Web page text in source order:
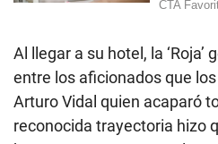
Al llegar a su hotel, la
entre los aficionados que
Arturo Vidal quien acaparó
reconocida trayectoria hizo